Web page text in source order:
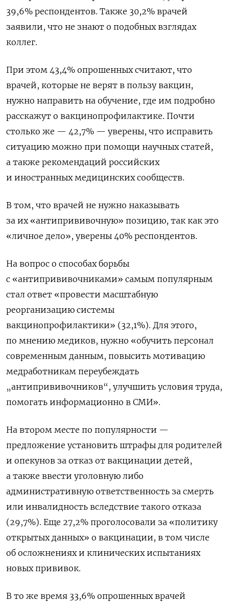
39,6% респондентов. Также 30,2% врачей
заявили, что не знают о подобных взглядах
коллег.
При этом 43,4% опрошенных считают, что
врачей, которые не верят в пользу вакцин,
нужно направить на обучение, где им подробно
расскажут о вакцинопрофилактике. Почти
столько же — 42,7% — уверены, что исправить
ситуацию можно при помощи научных статей,
а также рекомендаций российских
и иностранных медицинских сообществ.
В том, что врачей не нужно наказывать
за их «антипрививочную» позицию, так как это
«личное дело», уверены 40% респондентов.
На вопрос о способах борьбы
с «антипрививочниками» самым популярным
стал ответ «провести масштабную
реорганизацию системы
вакцинопрофилактики» (32,1%). Для этого,
по мнению медиков, нужно «обучить персонал
современным данным, повысить мотивацию
медработникам переубеждать
„антипрививочников“, улучшить условия труда,
помогать информационно в СМИ».
На втором месте по популярности —
предложение установить штрафы для родителей
и опекунов за отказ от вакцинации детей,
а также ввести уголовную либо
административную ответственность за смерть
или инвалидность вследствие такого отказа
(29,7%). Еще 27,2% проголосовали за «политику
открытых данных» о вакцинации, в том числе
об осложнениях и клинических испытаниях
новых прививок.
В то же время 33,6% опрошенных врачей